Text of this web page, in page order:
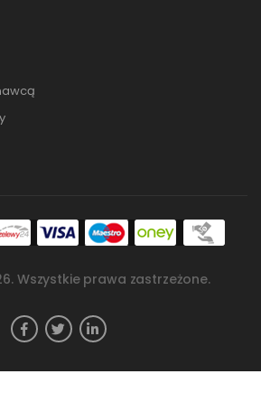
. Wszystkie prawa zastrzeżone.